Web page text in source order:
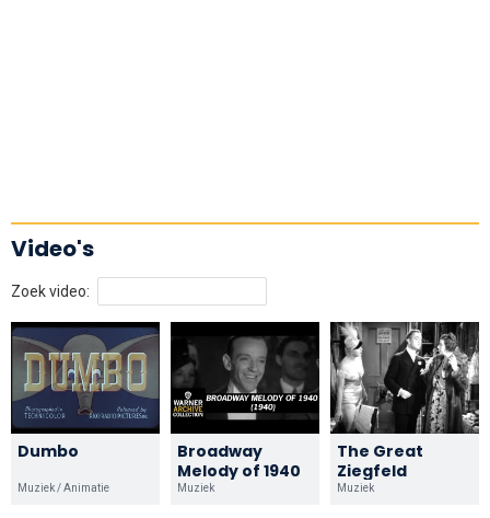
Video's
Zoek video:
Dumbo
Muziek / Animatie
Broadway
Melody of 1940
Muziek
The Great
Ziegfeld
Muziek